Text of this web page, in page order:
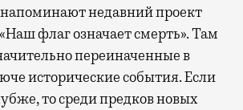
недавний проект
флаг означает смерть». Там
переиначенные в
исторические события. Если
то среди предков новых